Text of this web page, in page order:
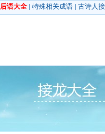
语大全 特殊相关成语 古诗人